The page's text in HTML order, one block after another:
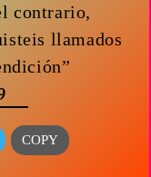
contrario,
llamados